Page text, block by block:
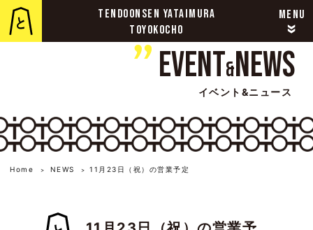
MENU
»
TENDOONSEN YATAIMURA
TOYOKOCHO
Event&News